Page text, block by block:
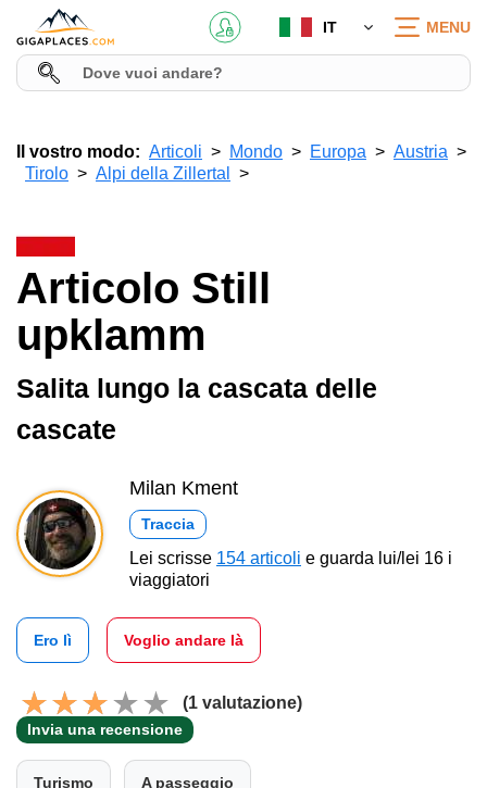
IT MENU
Il vostro modo: Articoli Mondo Europa
Austria
Tirolo
Alpi della Zillertal
Articolo Still
upklamm
Salita lungo la cascata delle
cascate
Milan Kment
Traccia
Lei scrisse 154 articoli e guarda lui/lei 16 i
viaggiatori
Ero lì Voglio andare là
(1 valutazione)
Invia una recensione
Turismo A passeggio